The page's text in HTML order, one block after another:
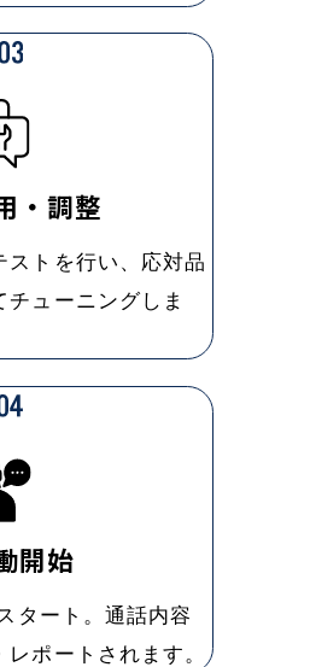
・調整
ストを行い、応対品
ューニングしま
開始
タート。通話内容
ポートされます。